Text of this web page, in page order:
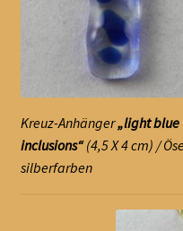
Kreuz-Anhänger„light blue
inclusions“(4,5 X 4 cm) /
silberfarben